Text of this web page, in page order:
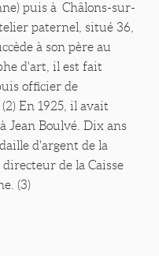
puis à Châlons-sur-
paternel, situé 36,
à son père au
d'art, il est fait
officier de
En 1925, il avait
Jean Boulvé. Dix ans
d'argent de la
de la Caisse
(3)